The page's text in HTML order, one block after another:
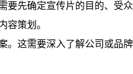
先确定宣传片的目的、受
容策划。
这需要深入了解公司或品